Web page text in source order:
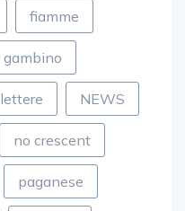
fiamme
gambino
lettere NEWS
no crescent
paganese